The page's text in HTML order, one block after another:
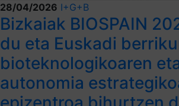
28/04/2026 I+G+B
Bizkaiak BIOSPAIN
du eta Euskadi
bioteknologikoaren
autonomia